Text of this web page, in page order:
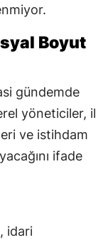
Boyut
gündemde
yöneticiler, il
ve istihdam
ifade
idari